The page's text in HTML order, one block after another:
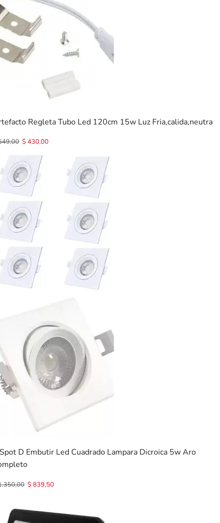
Regleta Tubo Led 120cm 15w Luz Fria,calida,neutra
$430,00
D Embutir Led Cuadrado Lampara Dicroica 5w Aro
$839,50